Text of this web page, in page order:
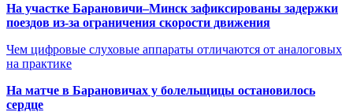
На участке Барановичи–Минск зафиксированы задержки
поездов из-за ограничения скорости движения
Чем цифровые слуховые аппараты отличаются от аналоговых
на практике
На матче в Барановичах у болельщицы остановилось
сердце